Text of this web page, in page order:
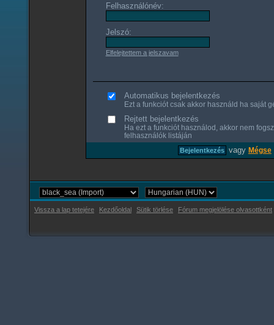
Felhasználónév:
Jelszó:
Elfelejtettem a jelszavam
Automatikus bejelentkezés
Ezt a funkciót csak akkor használd ha saját
Rejtett bejelentkezés
Ha ezt a funkciót használod, akkor nem
felhasználók listáján
vagy Mégse
Vissza a lap tetejére Kezdőoldal Sütik törlése Fórum megjelölése olvasottként